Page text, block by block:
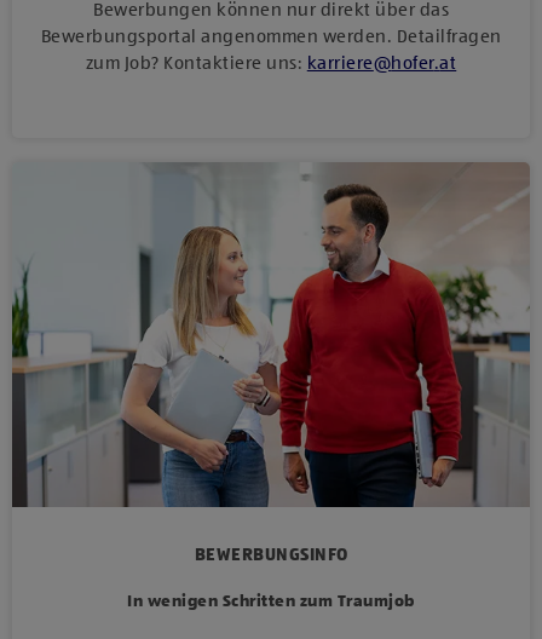
Bewerbungen können nur direkt über das
Bewerbungsportal angenommen werden. Detailfragen
zum Job? Kontaktiere uns: karriere@hofer.at
BEWERBUNGSINFO
In wenigen Schritten zum Traumjob